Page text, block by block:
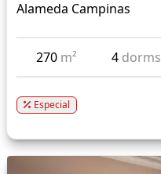
Alameda Campinas
270 m² 4 dorms
Especial